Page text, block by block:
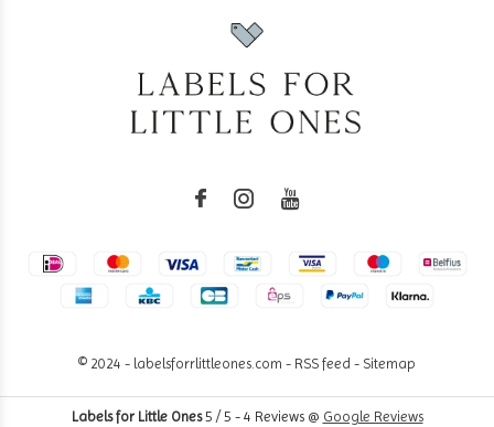
© 2024 - labelsforrlittleones.com - RSS feed - Sitemap
Labels for Little Ones5 / 5 - 4 Reviews @ Google Reviews